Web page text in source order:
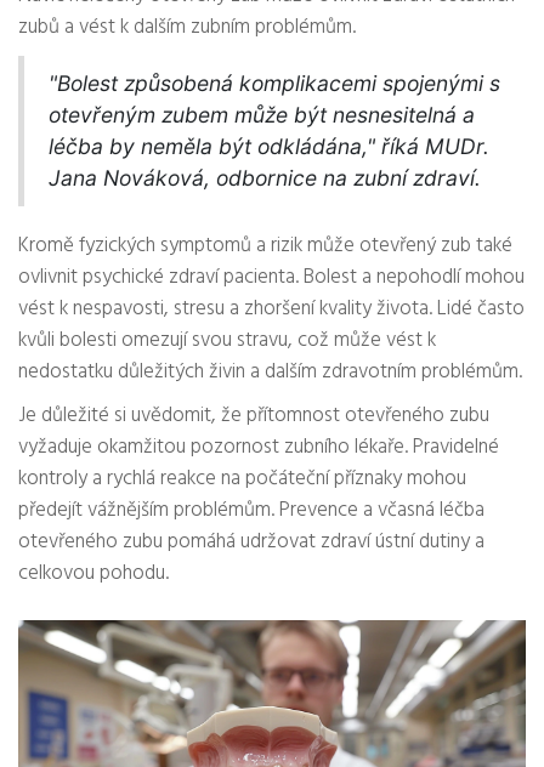
zubů a vést k dalším zubním problémům.
"Bolest způsobená komplikacemi spojenými s
otevřeným zubem může být nesnesitelná a
léčba by neměla být odkládána," říká MUDr.
Jana Nováková, odbornice na zubní zdraví.
Kromě fyzických symptomů a rizik může otevřený zub také
ovlivnit psychické zdraví pacienta. Bolest a nepohodlí mohou
vést k nespavosti, stresu a zhoršení kvality života. Lidé často
kvůli bolesti omezují svou stravu, což může vést k
nedostatku důležitých živin a dalším zdravotním problémům.
Je důležité si uvědomit, že přítomnost otevřeného zubu
vyžaduje okamžitou pozornost zubního lékaře. Pravidelné
kontroly a rychlá reakce na počáteční příznaky mohou
předejít vážnějším problémům. Prevence a včasná léčba
otevřeného zubu pomáhá udržovat zdraví ústní dutiny a
celkovou pohodu.